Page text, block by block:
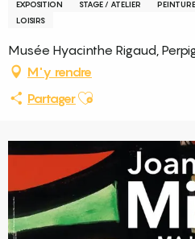
EXPOSITION STAGE / ATELIER PEINTURE
LOISIRS
Musée Hyacinthe Rigaud,
M'y rendre
PartagerAjouter aux favoris